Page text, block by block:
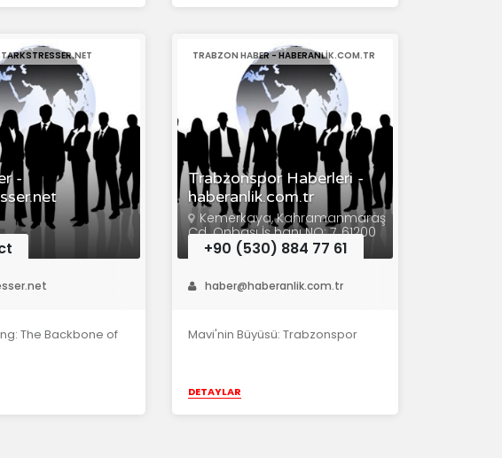
-
The Backbone of
Trabzonspor Haberleri -
haberanlik.com.tr
TRABZON HABER - HABERANLIK.COM.TR
Kemerkaya, Kahramanmaraş
Cd. Onbaşı İş hanı NO: 7, 61200
Ortahisar/Trabzon
+90 (530) 884 77 61
haber@haberanlik.com.tr
Mavi'nin Büyüsü: Trabzonspor
DETAYLAR